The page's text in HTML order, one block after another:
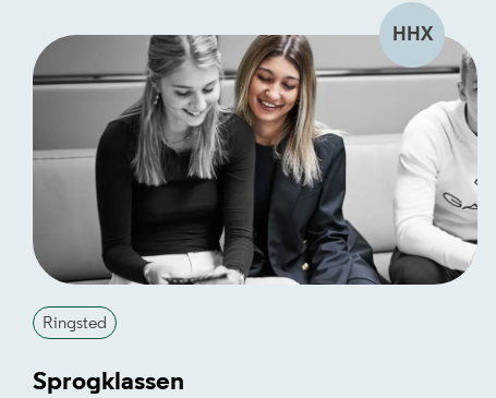
Ringsted
Sprogklassen
HHX